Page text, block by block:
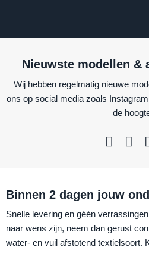
Nieuwste modellen &
Wij hebben regelmatig nieuwe
ons op social media zoals
de
Binnen 2 dagen jouw
Snelle levering en géén
naar wens zijn, neem dan gerust
water- en vuil afstotend textielsoort.